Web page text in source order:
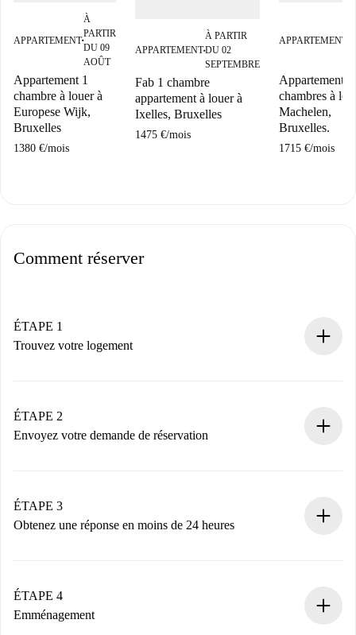
APPARTEMENT■
À
PARTIR
DU 09
AOÛT
Appartement 1
chambre à louer à
Europese Wijk,
Bruxelles
1380 €/mois
APPARTEMENT■
À PARTIR
DU 02
SEPTEMBRE
Fab 1 chambre
appartement à louer à
Ixelles, Bruxelles
1475 €/mois
APPARTEMENT
Appartement 2
chambres à
Machelen,
Bruxelles.
1715 €/mois
Comment réserver
ÉTAPE 1
Trouvez votre logement
Vous disposez à l’avance de toutes les informations
nécessaires.
ÉTAPE 2
Envoyez votre demande de réservation
Nous ne vous facturerons rien tant que le propriétaire
n’aura pas accepté.
ÉTAPE 3
Obtenez une réponse en moins de 24 heures
contact avec le propriétaire.
Si refusé : aucun prélèvement et nous vous proposerons
ÉTAPE 4
Emménagement